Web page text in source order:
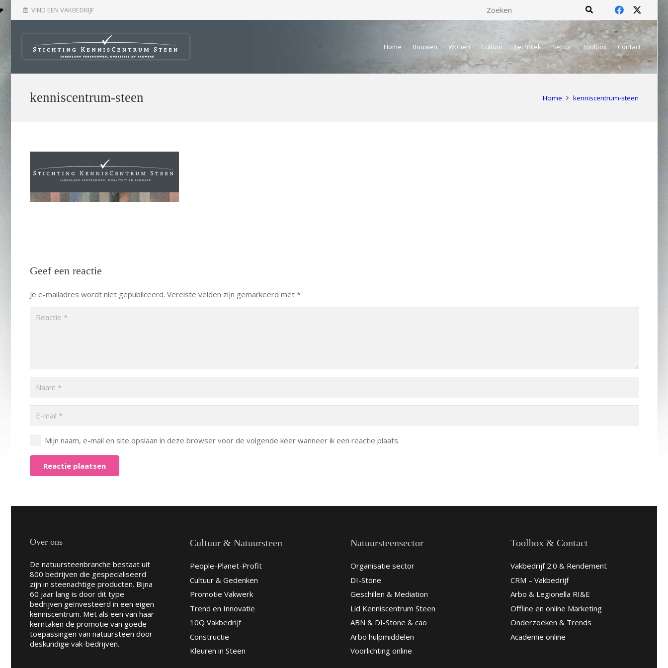
account_balance VIND EEN VAKBEDRIJF
Home Bouwen Wonen Cultuur Techniek Sector Toolbox Contact
kenniscentrum-steen Home kenniscentrum-steen
Geef een reactie
Je e-mailadres wordt niet gepubliceerd. Vereiste velden zijn gemarkeerd met *
Mijn naam, e-mail en site opslaan in deze browser voor de volgende keer wanneer ik een reactie plaats.
Reactie plaatsen
Over ons
De natuursteenbranche bestaat uit
800 bedrijven die gespecialiseerd
zijn in steenachtige producten. Bijna
60 jaar lang is door dit type
bedrijven geïnvesteerd in een eigen
kenniscentrum. Met als een van haar
kerntaken de promotie van goede
toepassingen van natuursteen door
deskundige vak-bedrijven.
Cultuur & Natuursteen
People-Planet-Profit
Cultuur & Gedenken
Promotie Vakwerk
Trend en Innovatie
10Q Vakbedrijf
Constructie
Kleuren in Steen
Natuursteensector
Organisatie sector
DI-Stone
Geschillen & Mediation
Lid Kenniscentrum Steen
ABN & DI-Stone & cao
Arbo hulpmiddelen
Voorlichting online
Toolbox & Contact
Vakbedrijf 2.0 & Rendement
CRM – Vakbedrijf
Arbo & Legionella RI&E
Offline en online Marketing
Onderzoeken & Trends
Academie online